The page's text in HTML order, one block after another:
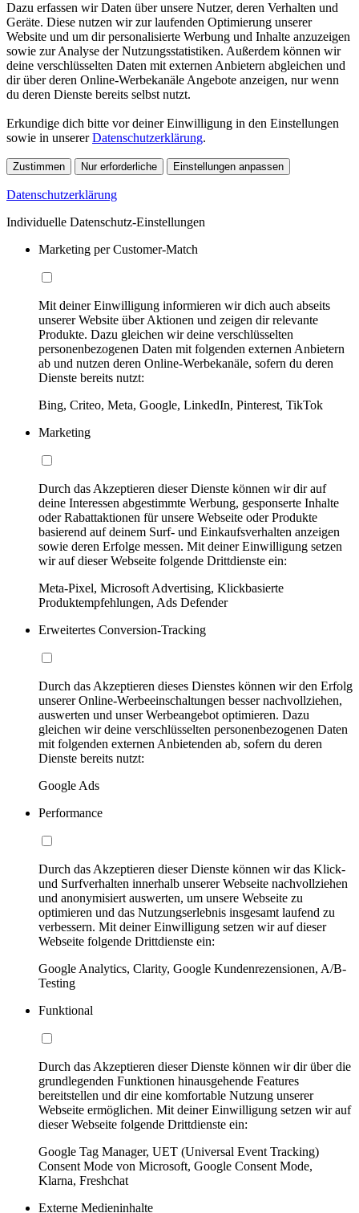
Dazu erfassen wir Daten über unsere Nutzer, deren Verhalten und
Geräte. Diese nutzen wir zur laufenden Optimierung unserer
Website und um dir personalisierte Werbung und Inhalte anzuzeigen
sowie zur Analyse der Nutzungsstatistiken. Außerdem können wir
deine verschlüsselten Daten mit externen Anbietern abgleichen und
dir über deren Online-Werbekanäle Angebote anzeigen, nur wenn
du deren Dienste bereits selbst nutzt.
Erkundige dich bitte vor deiner Einwilligung in den Einstellungen
sowie in unsererDatenschutzerklärung.
Zustimmen Nur erforderliche Einstellungen anpassen
Datenschutzerklärung
Individuelle Datenschutz-Einstellungen
Marketing per Customer-Match
Mit deiner Einwilligung informieren wir dich auch abseits
unserer Website über Aktionen und zeigen dir relevante
Produkte. Dazu gleichen wir deine verschlüsselten
personenbezogenen Daten mit folgenden externen Anbietern
ab und nutzen deren Online-Werbekanäle, sofern du deren
Dienste bereits nutzt:
Bing, Criteo, Meta, Google, LinkedIn, Pinterest, TikTok
Marketing
Durch das Akzeptieren dieser Dienste können wir dir auf
deine Interessen abgestimmte Werbung, gesponserte Inhalte
oder Rabattaktionen für unsere Webseite oder Produkte
basierend auf deinem Surf- und Einkaufsverhalten anzeigen
sowie deren Erfolge messen. Mit deiner Einwilligung setzen
wir auf dieser Webseite folgende Drittdienste ein:
Meta-Pixel, Microsoft Advertising, Klickbasierte
Produktempfehlungen, Ads Defender
Erweitertes Conversion-Tracking
Durch das Akzeptieren dieses Dienstes können wir den Erfolg
unserer Online-Werbeeinschaltungen besser nachvollziehen,
auswerten und unser Werbeangebot optimieren. Dazu
gleichen wir deine verschlüsselten personenbezogenen Daten
mit folgenden externen Anbietenden ab, sofern du deren
Dienste bereits nutzt:
Google Ads
Performance
Durch das Akzeptieren dieser Dienste können wir das Klick-
und Surfverhalten innerhalb unserer Webseite nachvollziehen
und anonymisiert auswerten, um unsere Webseite zu
optimieren und das Nutzungserlebnis insgesamt laufend zu
verbessern. Mit deiner Einwilligung setzen wir auf dieser
Webseite folgende Drittdienste ein:
Google Analytics, Clarity, Google Kundenrezensionen, A/B-
Testing
Funktional
Durch das Akzeptieren dieser Dienste können wir dir über die
grundlegenden Funktionen hinausgehende Features
bereitstellen und dir eine komfortable Nutzung unserer
Webseite ermöglichen. Mit deiner Einwilligung setzen wir auf
dieser Webseite folgende Drittdienste ein:
Google Tag Manager, UET (Universal Event Tracking)
Consent Mode von Microsoft, Google Consent Mode,
Klarna, Freshchat
Externe Medieninhalte